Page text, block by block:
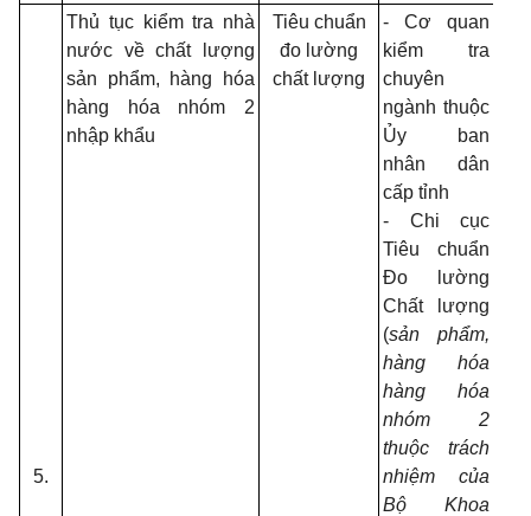
5.
Thủ tục kiểm tra nhà
nước về chất lượng
sản phẩm, hàng hóa
hàng hóa nhóm 2
nhập khẩu
Tiêu chuẩn
đo lường
chất lượng
- Cơ quan
kiểm tra
chuyên
ngành thuộc
Ủy ban
nhân dân
cấp tỉnh
- Chi cục
Tiêu chuẩn
Đo lường
Chất lượng
(sản phẩm,
hàng hóa
hàng hóa
nhóm 2
thuộc trách
nhiệm của
Bộ Khoa